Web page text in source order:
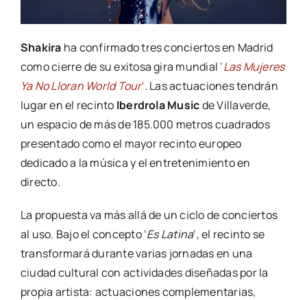
Shakira ha confirmado tres conciertos en Madrid
como cierre de su exitosa gira mundial ‘Las Mujeres
Ya No Lloran World Tour‘. Las actuaciones tendrán
lugar en el recinto Iberdrola Musicde Villaverde,
un espacio de más de 185.000 metros cuadrados
presentado como el mayor recinto europeo
dedicado a la música y el entretenimiento en
directo.
La propuesta va más allá de un ciclo de conciertos
al uso. Bajo el concepto ‘Es Latina‘, el recinto se
transformará durante varias jornadas en una
ciudad cultural con actividades diseñadas por la
propia artista: actuaciones complementarias,